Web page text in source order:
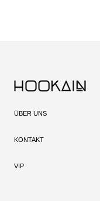
ÜBER UNS
KONTAKT
VIP